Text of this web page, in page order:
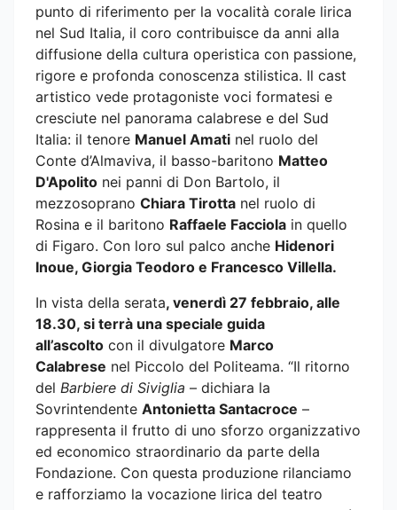
punto di riferimento per la vocalità corale lirica
nel Sud Italia, il coro contribuisce da anni alla
diffusione della cultura operistica con passione,
rigore e profonda conoscenza stilistica. Il cast
artistico vede protagoniste voci formatesi e
cresciute nel panorama calabrese e del Sud
Italia: il tenore Manuel Amati nel ruolo del
Conte d’Almaviva, il basso-baritono Matteo
D'Apolito nei panni di Don Bartolo, il
mezzosoprano Chiara Tirotta nel ruolo di
Rosina e il baritono Raffaele Facciola in quello
di Figaro. Con loro sul palco anche Hidenori
Inoue, Giorgia Teodoro e Francesco Villella.
In vista della serata, venerdì 27 febbraio, alle
18.30, si terrà una speciale guida
all’ascolto con il divulgatore Marco
Calabrese nel Piccolo del Politeama. “Il ritorno
del Barbiere di Siviglia – dichiara la
Sovrintendente Antonietta Santacroce –
rappresenta il frutto di uno sforzo organizzativo
ed economico straordinario da parte della
Fondazione. Con questa produzione rilanciamo
e rafforziamo la vocazione lirica del teatro